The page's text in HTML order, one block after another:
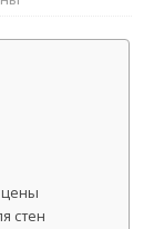
цены
стен